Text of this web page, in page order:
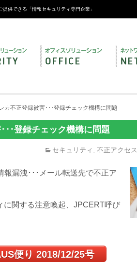
供できる「情報セキュリティ専門企業」
カ不正登録被害･･･登録チェック機構に問題
･･登録チェック機構に問題
セキュリティ ,不正アクセス
漏洩･･･メール転送先で不正ア
関する注意喚起、JPCERT呼び
便り 2018/12/25号